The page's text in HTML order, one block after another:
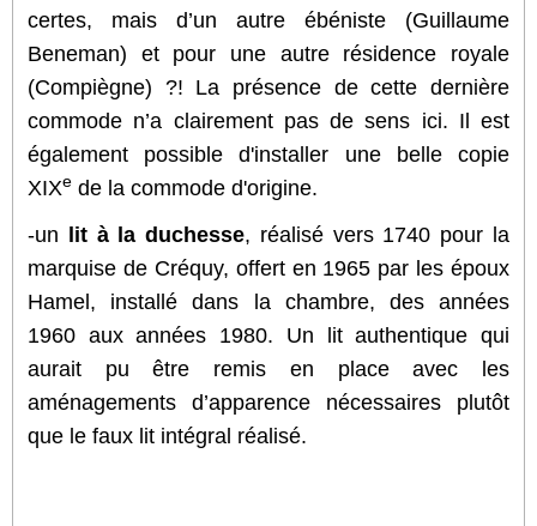
certes, mais d’un autre ébéniste (Guillaume
Beneman) et pour une autre résidence royale
(Compiègne) ?! La présence de cette dernière
commode n’a clairement pas de sens ici. Il est
également possible d'installer une belle copie
XIXe de la commode d'origine.
-un lit à la duchesse, réalisé vers 1740 pour la
marquise de Créquy, offert en 1965 par les époux
Hamel, installé dans la chambre, des années
1960 aux années 1980. Un lit authentique qui
aurait pu être remis en place avec les
aménagements d’apparence nécessaires plutôt
que le faux lit intégral réalisé.